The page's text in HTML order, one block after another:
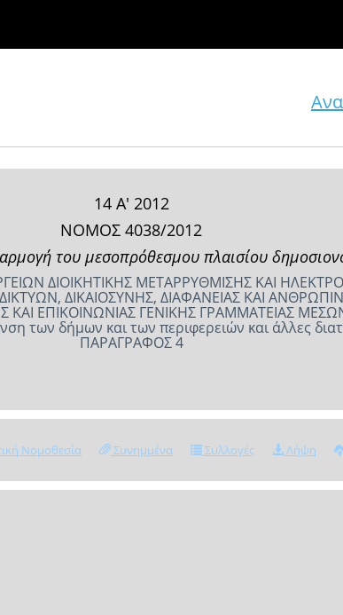
14 Α' 2012
ΝΟΜΟΣ 4038/2012
του μεσοπρόθεσμου πλαισίου
ΔΙΟΙΚΗΤΙΚΗΣ ΜΕΤΑΡΡΥΘΜΙΣΗΣ ΚΑΙ
ΔΙΚΑΙΟΣΥΝΗΣ, ΔΙΑΦΑΝΕΙΑΣ ΚΑΙ
ΕΠΙΚΟΙΝΩΝΙΑΣ ΓΕΝΙΚΗΣ ΓΡΑΜΜΑΤΕΙΑΣ
των δήμων και των περιφερειών και άλλες
ΠΑΡΑΓΡΑΦΟΣ 4
Νομοθεσία Συνημμένα Συλλογές Λήψη